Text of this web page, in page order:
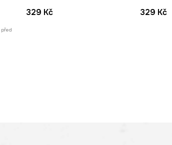
329 Kč
329 Kč